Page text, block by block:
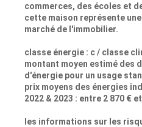
commerces, des écoles et
cette maison représente
marché de l'immobilier.
classe énergie : c / classe
montant moyen estimé des
d'énergie pour un usage
prix moyens des énergies
2022 & 2023 : entre 2 870 €
les informations sur les